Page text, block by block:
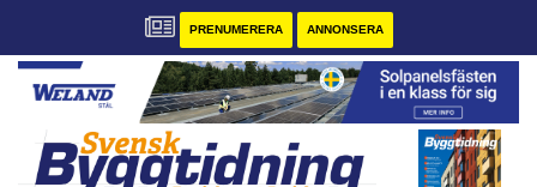
PRENUMERERA ANNONSERA